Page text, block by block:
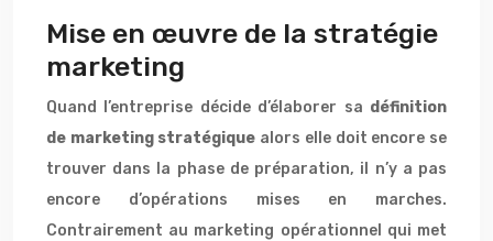
Mise en œuvre de la stratégie
marketing
Quand l’entreprise décide d’élaborer sa définition
de marketing stratégique alors elle doit encore se
trouver dans la phase de préparation, il n’y a pas
encore d’opérations mises en marches.
Contrairement au marketing opérationnel qui met